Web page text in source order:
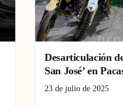
Desarticulación
San José’ en
23 de julio de 2025